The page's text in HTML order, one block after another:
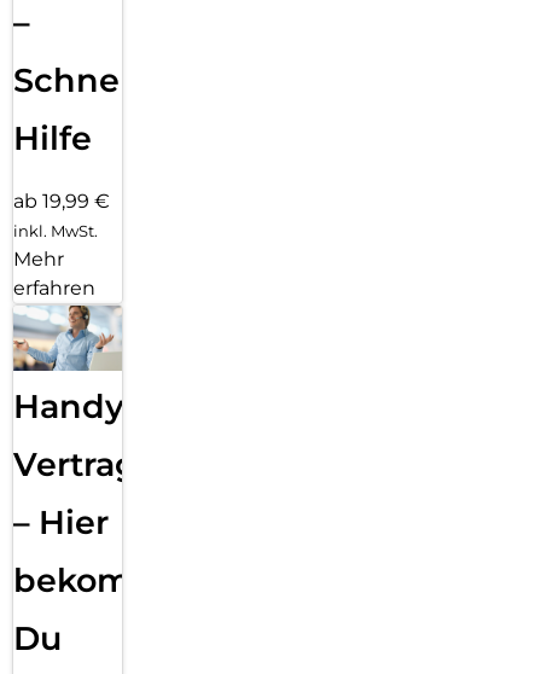
–
Schnelle
Hilfe
ab 19,99 €
inkl. MwSt.
Mehr
erfahren
Handy
Vertragsabwicklung
– Hier
bekommst
Du